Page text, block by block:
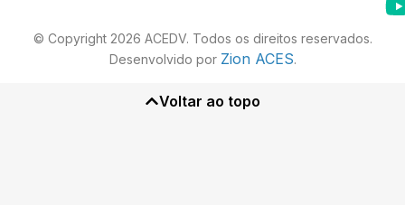
© Copyright 2026 ACEDV. Todos os direitos reservados.
Desenvolvido por Zion ACES.
Voltar ao topo